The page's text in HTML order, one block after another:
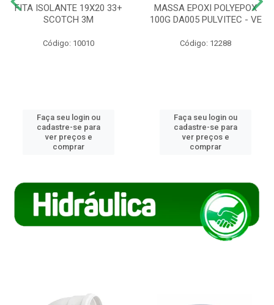
FITA ISOLANTE 19X20 33+
SCOTCH 3M
Código: 10010
Faça seu login ou
cadastre-se para
ver preços e
comprar
MASSA EPOXI POLYEPOX
100G DA005 PULVITEC - VE
Código: 12288
Faça seu login ou
cadastre-se para
ver preços e
comprar